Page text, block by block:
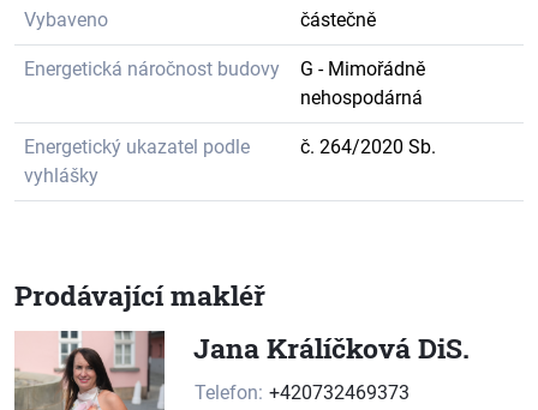
Vybaveno částečně
Energetická náročnost budovy
G - Mimořádně
nehospodárná
Energetický ukazatel podle
vyhlášky
č. 264/2020 Sb.
Prodávající makléř
Jana Králíčková DiS.
Telefon: +420732469373